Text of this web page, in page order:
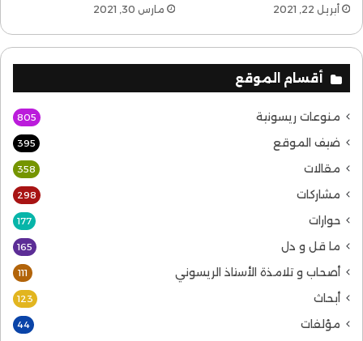
أبريل 22, 2021 مارس 30, 2021
أقسام الموقع
منوعات ريسونية 805
ضيف الموقع 395
مقالات 358
مشاركات 298
حوارات 177
ما قل و دل 165
أصحاب و تلامذة الأستاذ الريسوني 111
أبحاث 123
مؤلفات 44